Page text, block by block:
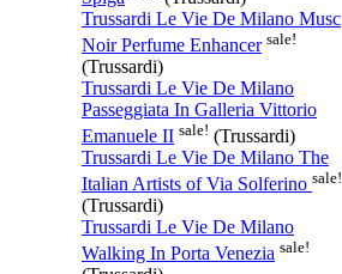
Trussardi Le Vie De Milano Musc
Noir Perfume Enhancer sale!
(Trussardi)
Trussardi Le Vie De Milano
Passeggiata In Galleria Vittorio
Emanuele II sale! (Trussardi)
Trussardi Le Vie De Milano The
Italian Artists of Via Solferino sale!
(Trussardi)
Trussardi Le Vie De Milano
Walking In Porta Venezia sale!